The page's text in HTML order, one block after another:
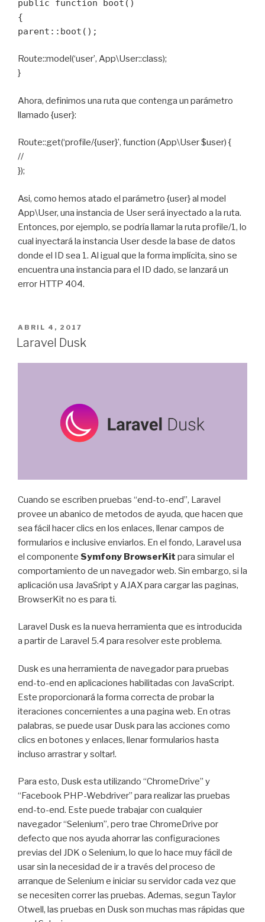
public function boot()
{
parent::boot();
Route::model(‘user’, App\User::class);
}
Ahora, definimos una ruta que contenga un parámetro
llamado {user}:
Route::get(‘profile/{user}’, function (App\User $user) {
//
});
Asi, como hemos atado el parámetro {user} al model
App\User, una instancia de User será inyectado a la ruta.
Entonces, por ejemplo, se podría llamar la ruta profile/1, lo
cual inyectará la instancia User desde la base de datos
donde el ID sea 1. Al igual que la forma implícita, sino se
encuentra una instancia para el ID dado, se lanzará un
error HTTP 404.
POSTED
ON
ABRIL 4, 2017
Laravel Dusk
Cuando se escriben pruebas “end-to-end”, Laravel
provee un abanico de metodos de ayuda, que hacen que
sea fácil hacer clics en los enlaces, llenar campos de
formularios e inclusive enviarlos. En el fondo, Laravel usa
el componente Symfony BrowserKit para simular el
comportamiento de un navegador web. Sin embargo, si la
aplicación usa JavaSript y AJAX para cargar las paginas,
BrowserKit no es para ti.
Laravel Dusk es la nueva herramienta que es introducida
a partir de Laravel 5.4 para resolver este problema.
Dusk es una herramienta de navegador para pruebas
end-to-end en aplicaciones habilitadas con JavaScript.
Este proporcionará la forma correcta de probar la
iteraciones concernientes a una pagina web. En otras
palabras, se puede usar Dusk para las acciones como
clics en botones y enlaces, llenar formularios hasta
incluso arrastrar y soltar!.
Para esto, Dusk esta utilizando “ChromeDrive” y
“Facebook PHP-Webdriver” para realizar las pruebas
end-to-end. Este puede trabajar con cualquier
navegador “Selenium”, pero trae ChromeDrive por
defecto que nos ayuda ahorrar las configuraciones
previas del JDK o Selenium, lo que lo hace muy fácil de
usar sin la necesidad de ir a través del proceso de
arranque de Selenium e iniciar su servidor cada vez que
se necesiten correr las pruebas. Ademas, segun Taylor
Otwell, las pruebas en Dusk son muchas mas rápidas que